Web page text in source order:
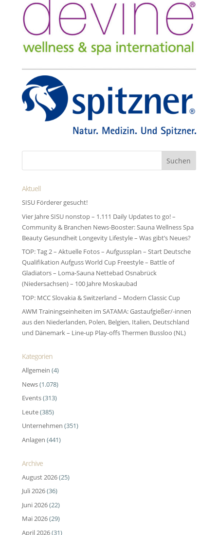
Aktuell
SISU Förderer gesucht!
Vier Jahre SISU nonstop – 1.111 Daily Updates to go! –
Community & Branchen News-Booster: Sauna Wellness Spa
Beauty Gesundheit Longevity Lifestyle – Was gibt’s Neues?
TOP: Tag 2 – Aktuelle Fotos – Aufgussplan – Start Deutsche
Qualifikation Aufguss World Cup Freestyle – Battle of
Gladiators – Loma-Sauna Nettebad Osnabrück
(Niedersachsen) – 100 Jahre Moskaubad
TOP: MCC Slovakia & Switzerland – Modern Classic Cup
AWM Trainingseinheiten im SATAMA: Gastaufgießer/-innen
aus den Niederlanden, Polen, Belgien, Italien, Deutschland
und Dänemark – Line-up Play-offs Thermen Bussloo (NL)
Kategorien
Allgemein (4)
News(1.078)
Events(313)
Leute(385)
Unternehmen (351)
Anlagen (441)
Archive
August 2026(25)
Juli 2026(36)
Juni 2026(22)
Mai 2026(29)
April 2026(31)